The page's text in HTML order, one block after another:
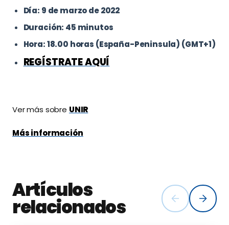
Día: 9 de marzo de 2022
Duración: 45 minutos
Hora: 18.00 horas (España-Peninsula) (GMT+1)
REGÍSTRATE AQUÍ
Ver más sobre UNIR
Más información
Artículos
relacionados